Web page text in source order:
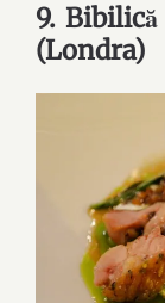
9.
(Londra)